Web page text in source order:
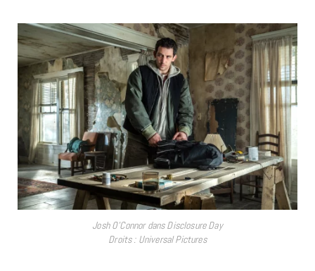
Josh O’Connor dans Disclosure Day
Droits : Universal Pictures